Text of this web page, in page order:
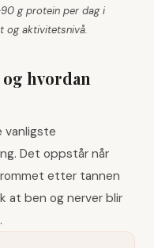
g protein per dag i
og aktivitetsnivå.
hvordan
vanligste
Det oppstår når
etter tannen
at ben og nerver blir